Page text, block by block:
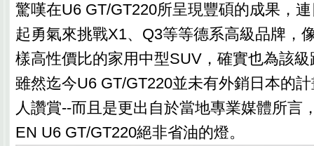
驚嘆在U6 GT/GT220所呈現豐碩的成果，
起勇氣來挑戰X1、Q3等等德系高級品牌，
樣高性價比的家用中型SUV，確實也為該
雖然迄今U6 GT/GT220並未有外銷日本的
人讚賞--而且是更出自於當地專業媒體所言
EN U6 GT/GT220絕非省油的燈。